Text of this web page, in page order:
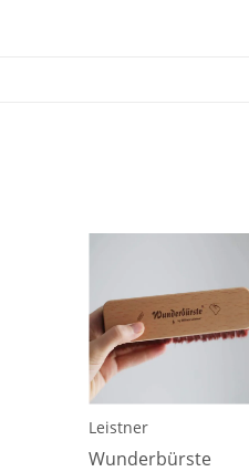
Leistner
Wunderbürste